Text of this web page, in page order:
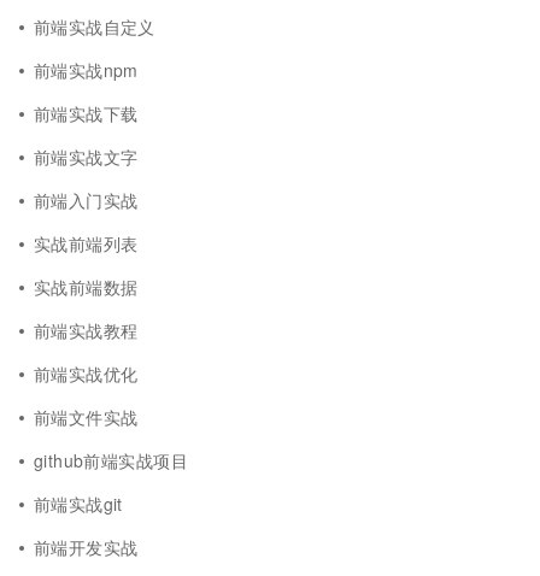
前端实战自定义
前端实战npm
前端实战下载
前端实战文字
前端入门实战
实战前端列表
实战前端数据
前端实战教程
前端实战优化
前端文件实战
github前端实战项目
前端实战git
前端开发实战